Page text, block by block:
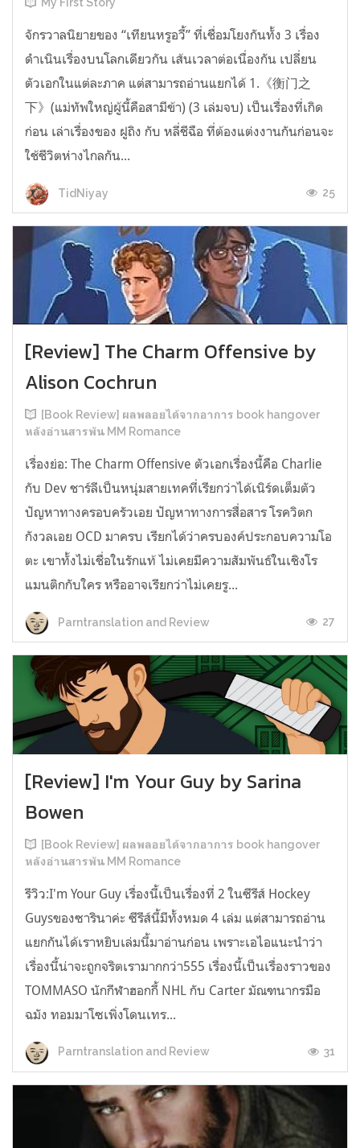
จักรวาลนิยายของ “เทียนหรูอวี้” ที่เชื่อมโยงกันทั้ง 3 เรื่อง
ดำเนินเรื่องบนโลกเดียวกัน เส้นเวลาต่อเนื่องกัน เปลี่ยน
ตัวเอกในแต่ละภาค แต่สามารถอ่านแยกได้ 1.《衡门之
下》(แม่ทัพใหญ่ผู้นี้คือสามีข้า) (3 เล่มจบ) เป็นเรื่องที่เกิด
ก่อน เล่าเรื่องของ ฝูถิง กับ หลี่ชีฉือ ที่ต้องแต่งงานกันก่อนจะ
ใช้ชีวิตห่างไกลกัน...
TidNiyay 25
[Review] The Charm Offensive by
Alison Cochrun
[Book Review] ผลพลอยได้จากอาการ book hangover
หลังอ่านสารพัน MM Romance
เรื่องย่อ: The Charm Offensive ตัวเอกเรื่องนี้คือ Charlie
กับ Dev ชาร์ลีเป็นหนุ่มสายเทคที่เรียกว่าได้เนิร์ดเต็มตัว
ปัญหาทางครอบครัวเอย ปัญหาทางการสื่อสาร โรควิตก
กังวลเอย OCD มาครบ เรียกได้ว่าครบองค์ประกอบความโอ
ตะ เขาทั้งไม่เชื่อในรักแท้ ไม่เคยมีความสัมพันธ์ในเชิงโร
แมนติกกับใคร หรืออาจเรียกว่าไม่เคยรู...
Parntranslation and Review 27
[Review] I'm Your Guy by Sarina
Bowen
[Book Review] ผลพลอยได้จากอาการ book hangover
หลังอ่านสารพัน MM Romance
รีวิว:I'm Your Guy เรื่องนี้เป็นเรื่องที่ 2 ในซีรีส์ Hockey
Guysของซารินาค่ะ ซีรีส์นี้มีทั้งหมด 4 เล่ม แต่สามารถอ่าน
แยกกันได้เราหยิบเล่มนี้มาอ่านก่อน เพราะเอไอแนะนำว่า
เรื่องนี้น่าจะถูกจริตเรามากกว่า555 เรื่องนี้เป็นเรื่องราวของ
TOMMASO นักกีฬาฮอกกี้ NHL กับ Carter มัณฑนากรมือ
ฉมัง ทอมมาโซเพิ่งโดนเทร...
Parntranslation and Review 31